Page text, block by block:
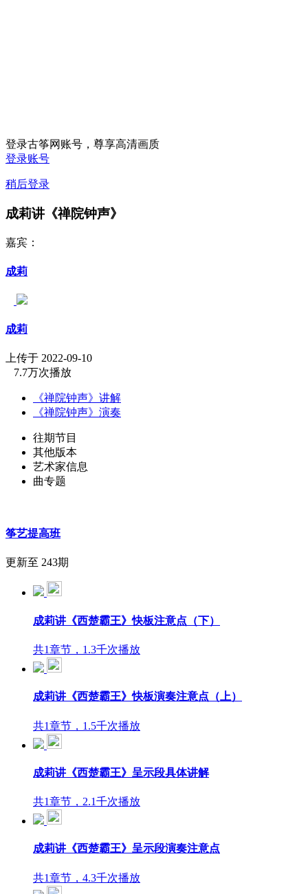
登录古筝网账号，尊享高清画质
登录账号
稍后登录
成莉讲《禅院钟声》
嘉宾：
成莉
成莉
上传于 2022-09-10
7.7万次播放
《禅院钟声》讲解
《禅院钟声》演奏
往期节目
其他版本
艺术家信息
曲专题
筝艺提高班
更新至 243期
成莉讲《西楚霸王》快板注意点（下）
共1章节，1.3千次播放
成莉讲《西楚霸王》快板演奏注意点（上）
共1章节，1.5千次播放
成莉讲《西楚霸王》呈示段具体讲解
共1章节，2.1千次播放
成莉讲《西楚霸王》呈示段演奏注意点
共1章节，4.3千次播放